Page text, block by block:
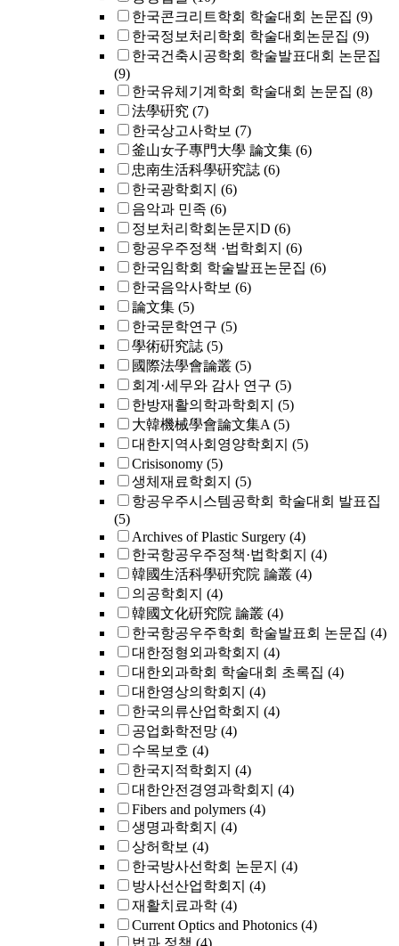
한국콘크리트학회 학술대회 논문집 (9)
한국정보처리학회 학술대회논문집 (9)
한국건축시공학회 학술발표대회 논문집
(9)
한국유체기계학회 학술대회 논문집 (8)
法學硏究 (7)
한국상고사학보 (7)
釜山女子專門大學 論文集 (6)
忠南生活科學硏究誌 (6)
한국광학회지 (6)
음악과 민족 (6)
정보처리학회논문지D (6)
항공우주정책 ·법학회지 (6)
한국임학회 학술발표논문집 (6)
한국음악사학보 (6)
論文集 (5)
한국문학연구 (5)
學術硏究誌 (5)
國際法學會論叢 (5)
회계·세무와 감사 연구 (5)
한방재활의학과학회지 (5)
大韓機械學會論文集A (5)
대한지역사회영양학회지 (5)
Crisisonomy (5)
생체재료학회지 (5)
항공우주시스템공학회 학술대회 발표집
(5)
Archives of Plastic Surgery (4)
한국항공우주정책·법학회지 (4)
韓國生活科學硏究院 論叢 (4)
의공학회지 (4)
韓國文化硏究院 論叢 (4)
한국항공우주학회 학술발표회 논문집 (4)
대한정형외과학회지 (4)
대한외과학회 학술대회 초록집 (4)
대한영상의학회지 (4)
한국의류산업학회지 (4)
공업화학전망 (4)
수목보호 (4)
한국지적학회지 (4)
대한안전경영과학회지 (4)
Fibers and polymers (4)
생명과학회지 (4)
상허학보 (4)
한국방사선학회 논문지 (4)
방사선산업학회지 (4)
재활치료과학 (4)
Current Optics and Photonics (4)
법과 정책 (4)